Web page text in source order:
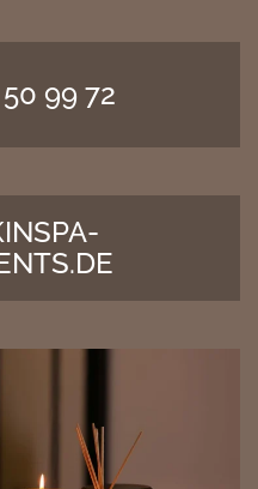
99 72